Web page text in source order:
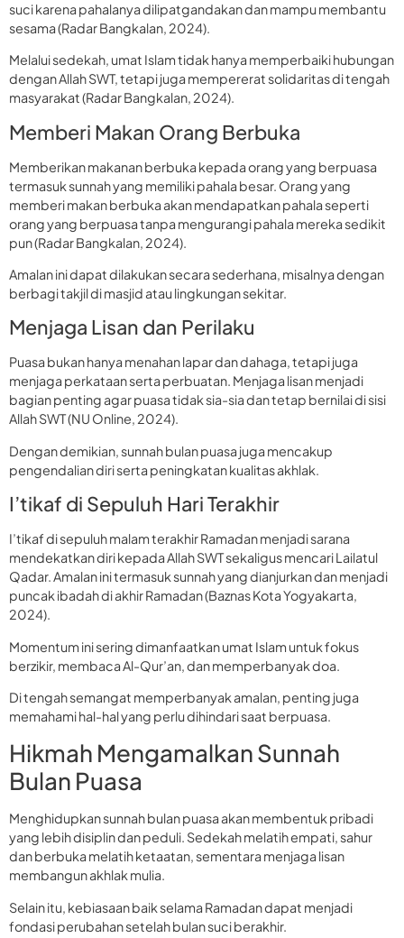
suci karena pahalanya dilipatgandakan dan mampu membantu
sesama (Radar Bangkalan, 2024).
Melalui sedekah, umat Islam tidak hanya memperbaiki hubungan
dengan Allah SWT, tetapi juga mempererat solidaritas di tengah
masyarakat (Radar Bangkalan, 2024).
Memberi Makan Orang Berbuka
Memberikan makanan berbuka kepada orang yang berpuasa
termasuk sunnah yang memiliki pahala besar. Orang yang
memberi makan berbuka akan mendapatkan pahala seperti
orang yang berpuasa tanpa mengurangi pahala mereka sedikit
pun (Radar Bangkalan, 2024).
Amalan ini dapat dilakukan secara sederhana, misalnya dengan
berbagi takjil di masjid atau lingkungan sekitar.
Menjaga Lisan dan Perilaku
Puasa bukan hanya menahan lapar dan dahaga, tetapi juga
menjaga perkataan serta perbuatan. Menjaga lisan menjadi
bagian penting agar puasa tidak sia-sia dan tetap bernilai di sisi
Allah SWT (NU Online, 2024).
Dengan demikian, sunnah bulan puasa juga mencakup
pengendalian diri serta peningkatan kualitas akhlak.
I’tikaf di Sepuluh Hari Terakhir
I’tikaf di sepuluh malam terakhir Ramadan menjadi sarana
mendekatkan diri kepada Allah SWT sekaligus mencari Lailatul
Qadar. Amalan ini termasuk sunnah yang dianjurkan dan menjadi
puncak ibadah di akhir Ramadan (Baznas Kota Yogyakarta,
2024).
Momentum ini sering dimanfaatkan umat Islam untuk fokus
berzikir, membaca Al-Qur’an, dan memperbanyak doa.
Di tengah semangat memperbanyak amalan, penting juga
memahami hal-hal yang perlu dihindari saat berpuasa.
Hikmah Mengamalkan Sunnah
Bulan Puasa
Menghidupkan sunnah bulan puasa akan membentuk pribadi
yang lebih disiplin dan peduli. Sedekah melatih empati, sahur
dan berbuka melatih ketaatan, sementara menjaga lisan
membangun akhlak mulia.
Selain itu, kebiasaan baik selama Ramadan dapat menjadi
fondasi perubahan setelah bulan suci berakhir.